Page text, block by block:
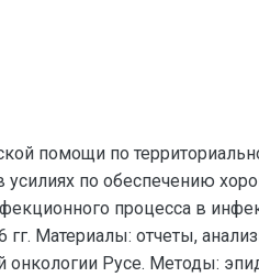
помощи по
по обеспечению
процесса в
Материалы: отчеты,
онкологии Русе. Методы: